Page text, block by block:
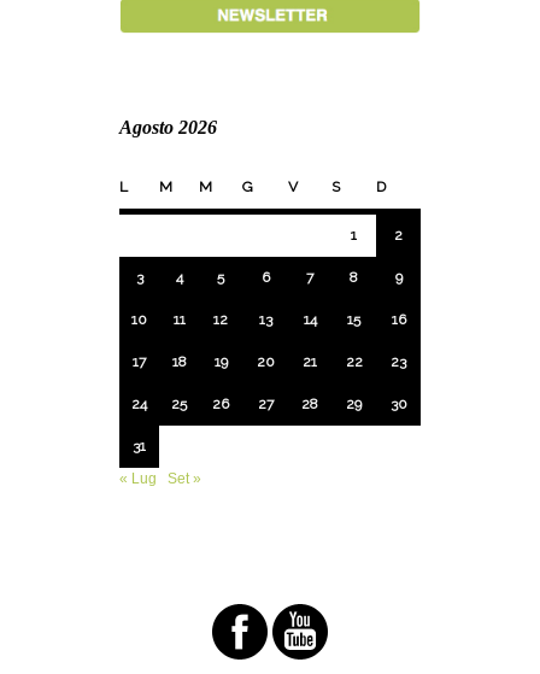
Agosto 2026
L M M G V S D
1 2
3 4 5 6 7 8 9
10 11 12 13 14 15 16
17 18 19 20 21 22 23
24 25 26 27 28 29 30
31
« Lug
Set »